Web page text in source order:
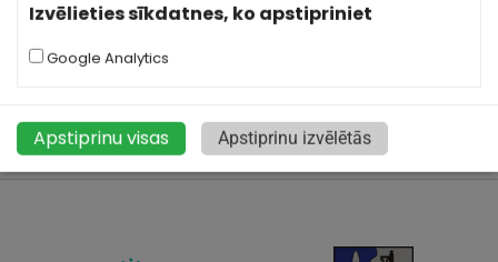
Izvēlieties sīkdatnes, ko apstipriniet
Google Analytics
Apstiprinu visas Apstiprinu izvēlētās